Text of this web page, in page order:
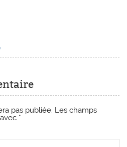
pas publiée. Les champs
*